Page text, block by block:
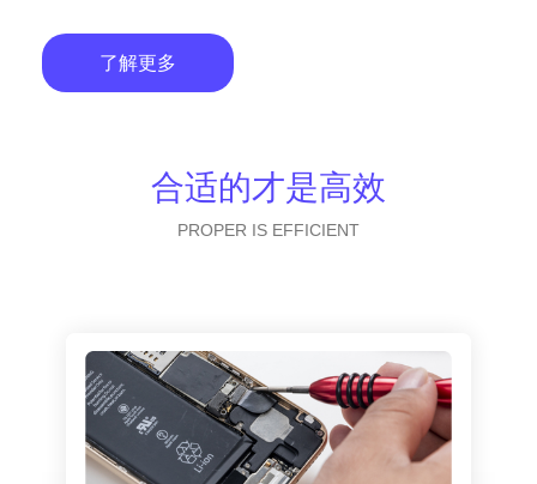
了解更多
合适的才是高效
PROPER IS EFFICIENT